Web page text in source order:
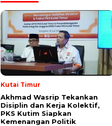
Kutai Timur
Akhmad Wasrip Tekankan
Disiplin dan Kerja Kolektif,
PKS Kutim Siapkan
Kemenangan Politik